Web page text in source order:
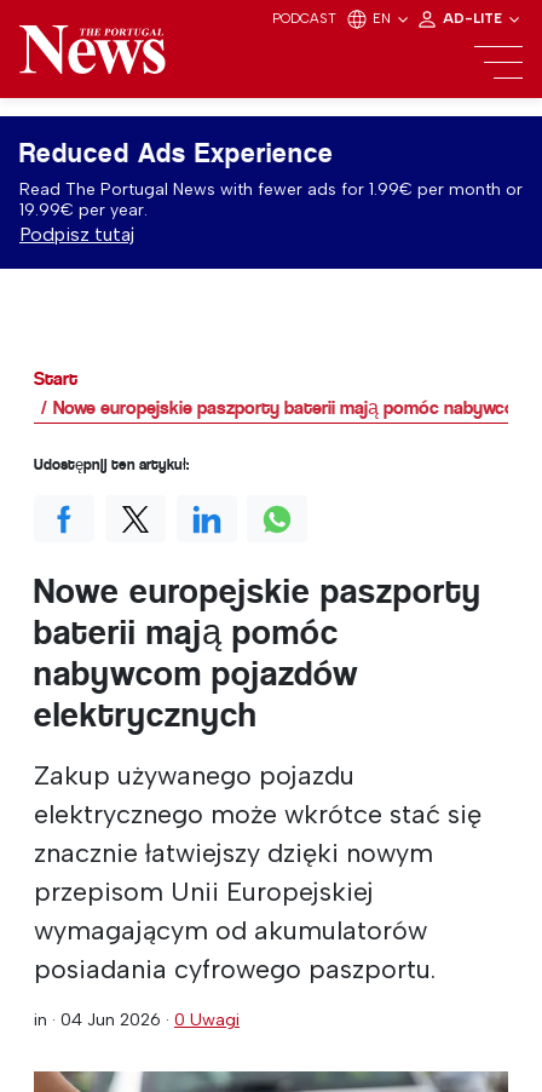
PODCAST EN AD-LITE
Reduced Ads Experience
Read The Portugal News with fewer ads for 1.99€ per month or
19.99€ per year.
Podpisz tutaj
Start
Nowe europejskie paszporty baterii mają pomóc nabywcom
Nowe europejskie paszporty
baterii mają pomóc
nabywcom pojazdów
elektrycznych
Zakup używanego pojazdu
elektrycznego może wkrótce stać się
znacznie łatwiejszy dzięki nowym
przepisom Unii Europejskiej
wymagającym od akumulatorów
posiadania cyfrowego paszportu.
in · 04 Jun 2026 · 0 Uwagi
Udostępnij ten artykuł: